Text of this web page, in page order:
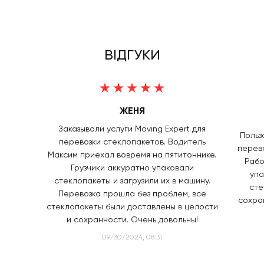
ВІДГУКИ
Заказывали услуги Moving Expert для
перевозки стеклопакетов. Водитель
Максим приехал вовремя на пятитоннике.
Грузчики аккуратно упаковали
стеклопакеты и загрузили их в машину.
Перевозка прошла без проблем, все
стеклопакеты были доставлены в целости
и сохранности. Очень довольны!
ЖЕНЯ
09/30/2024, 08:31